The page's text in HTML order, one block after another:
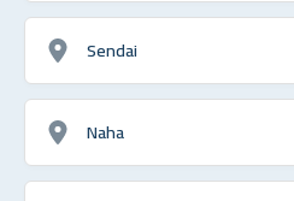
Sendai
Naha